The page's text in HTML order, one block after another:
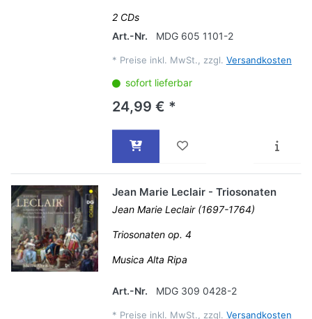
2 CDs
Art.-Nr.
MDG 605 1101-2
* Preise inkl. MwSt., zzgl. Versandkosten
sofort lieferbar
24,99 € *
Jean Marie Leclair - Triosonaten
Jean Marie Leclair (1697-1764)
Triosonaten op. 4
Musica Alta Ripa
Art.-Nr. MDG 309 0428-2
* Preise inkl. MwSt., zzgl. Versandkosten